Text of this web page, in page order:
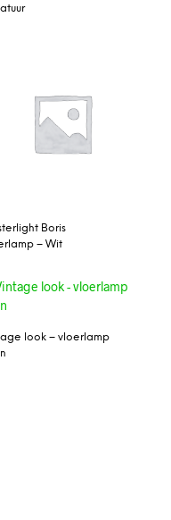
Boris
– Wit
look – vloerlamp